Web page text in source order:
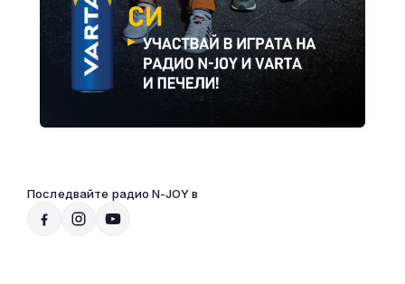
Последвайте радио N-JOY в
12:00 - 00:00